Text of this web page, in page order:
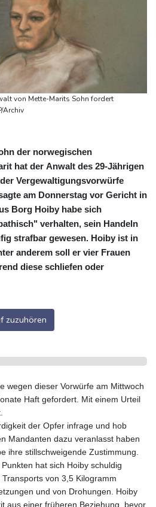
von Mette-Marits Sohn fordert
AFP/Archiv
der norwegischen
hat der Anwalt des 29-Jährigen
Vergewaltigungsvorwürfe
am Donnerstag vor Gericht in
Borg Hoiby habe sich
verhalten, sein Handeln
strafbar gewesen. Hoiby ist in
anderem soll er vier Frauen
diese schliefen oder
zuzuhören
wegen dieser Vorwürfe am Mittwoch
Haft gefordert. Mit einem Urteil
der Opfer infrage und hob
Mandanten dazu veranlasst haben
ihre stillschweigende Zustimmung.
hat sich Hoiby schuldig
von 3,5 Kilogramm
und von Drohungen. Hoiby
aus einer früheren Beziehung, bevor